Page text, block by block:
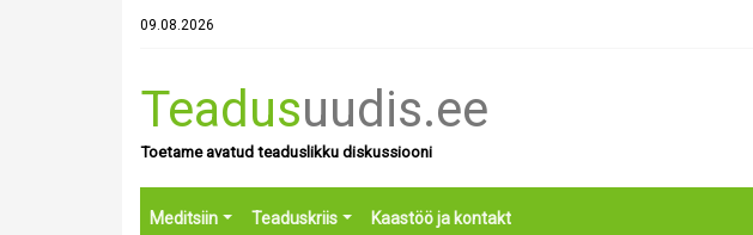
09.08.2026
Teadusuudis.ee
Toetame avatud teaduslikku diskussiooni
Meditsiin Teaduskriis Kaastöö ja kontakt